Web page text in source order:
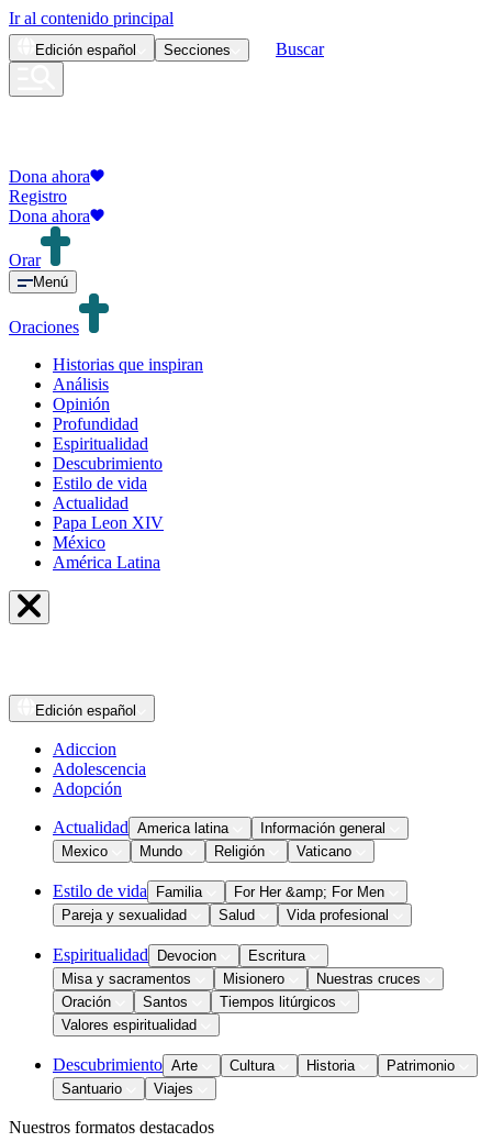
Ir al contenido principal
Edición español Secciones Buscar
Dona ahora
Registro
Dona ahora
Orar
Menú
Oraciones
Historias que inspiran
Análisis
Opinión
Profundidad
Espiritualidad
Descubrimiento
Estilo de vida
Actualidad
Papa Leon XIV
México
América Latina
Edición español
Adiccion
Adolescencia
Adopción
Actualidad America latina
Información general
Mexico
Mundo Religión Vaticano
Estilo de vida Familia
For Her &amp; For Men
Pareja y sexualidad
Salud Vida profesional
Espiritualidad Devocion
Escritura
Misa y sacramentos
Misionero
Nuestras cruces
Oración
Santos
Tiempos litúrgicos
Valores espiritualidad
Descubrimiento Arte Cultura Historia
Patrimonio
Santuario
Viajes
Nuestros formatos destacados